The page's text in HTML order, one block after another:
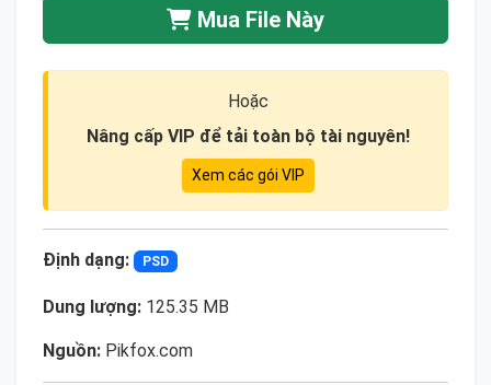
Mua File Này
Hoặc
Nâng cấp VIP để tải toàn bộ tài nguyên!
Xem các gói VIP
Định dạng: PSD
Dung lượng: 125.35 MB
Nguồn: Pikfox.com